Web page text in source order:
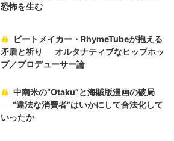
恐怖を生む
ビートメイカー・RhymeTubeが抱える
矛盾と祈り──オルタナティブなヒップホッ
プ／プロデューサー論
中南米の“Otaku”と海賊版漫画の破局
──“違法な消費者”はいかにして合法化して
いったか